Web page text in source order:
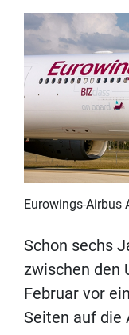
Eurowings-Airbus
Schon sechs
zwischen den
Februar vor
Seiten auf die